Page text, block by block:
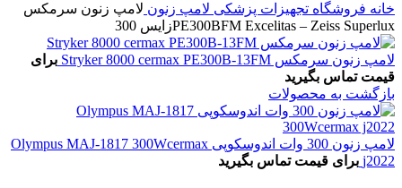
خانه فروشگاه تجهیزات پزشکی لامپ زنون لامپ زنون سرمکس
PE300BFM Excelitas – Zeiss Superluxزایس 300
لامپ زنون سرمکس Stryker 8000 cermax PE300B-13FM
برای
قیمت تماس بگیرید
بازگشت به محصولات
لامپ زنون 300 وات اندوسکوپی Olympus MAJ-1817 300Wcermax
j2022 برای قیمت تماس بگیرید